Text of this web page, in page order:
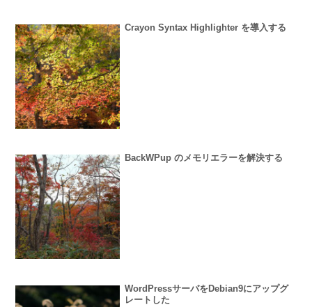
Crayon Syntax Highlighter を導入する
BackWPup のメモリエラーを解決する
WordPressサーバをDebian9にアップグ
レートした